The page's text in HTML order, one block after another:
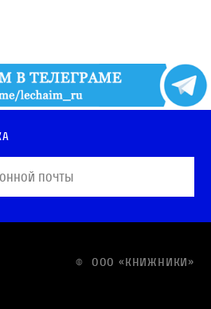
© OOO «КНИЖНИКИ»